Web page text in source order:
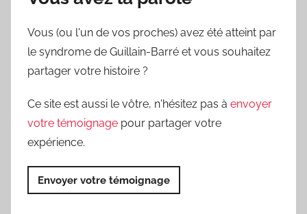
Vous (ou l'un de vos proches) avez été atteint par
le syndrome de Guillain-Barré et vous souhaitez
partager votre histoire ?
Ce site est aussi le vôtre, n'hésitez pas à envoyer
votre témoignage pour partager votre
expérience.
Envoyer votre témoignage